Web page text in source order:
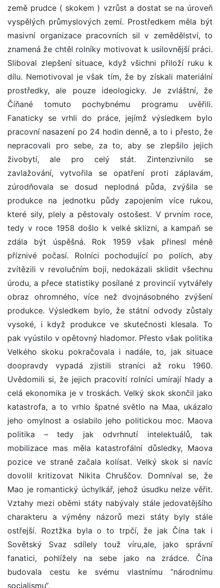
země prudce ( skokem ) vzrůst a dostat se na úroveň
vyspělých průmyslových zemí. Prostředkem měla být
masivní organizace pracovních sil v zemědělství, to
znamená že chtěl rolníky motivovat k usilovnější práci.
Sliboval zlepšení situace, když všichni přiloží ruku k
dílu. Nemotivoval je však tím, že by získali materiální
prostředky, ale pouze ideologicky. Je zvláštní, že
Číňané tomuto pochybnému programu uvěřili.
Fanaticky se vrhli do práce, jejímž výsledkem bylo
pracovní nasazení po 24 hodin denně, a to i přesto, že
nepracovali pro sebe, za to, aby se zlepšilo jejich
živobytí, ale pro celý stát. Zintenzivnilo se
zavlažování, vytvořila se opatření proti záplavám,
zúrodňovala se dosud neplodná půda, zvýšila se
produkce na jednotku půdy zapojením více rukou,
které sily, plely a pěstovaly ostošest. V prvním roce,
tedy v roce 1958 došlo k velké sklizni, a kampaň se
zdála být úspěšná. Rok 1959 však přinesl méně
příznivé počasí. Rolníci pochodující po polích, aby
zvítězili v revolučním boji, nedokázali sklidit všechnu
úrodu, a přece statistiky posílané z provincií vytvářely
obraz ohromného, více než dvojnásobného zvýšení
produkce. Výsledkem bylo, že státní odvody zůstaly
vysoké, i když produkce ve skutečnosti klesala. To
pak vyústilo v opětovný hladomor. Přesto však politika
Velkého skoku pokračovala i nadále, to, jak situace
doopravdy vypadá zjistili straníci až roku 1960.
Uvědomili si, že jejich pracovití rolníci umírají hlady a
celá ekonomika je v troskách. Velký skok skončil jako
katastrofa, a to vrhlo špatné světlo na Maa, ukázalo
jeho omylnost a oslabilo jeho politickou moc. Maova
politika – tedy jak odvrhnutí intelektuálů, tak
mobilizace mas měla katastrofální důsledky, Maova
pozice ve straně začala kolísat. Velký skok si navíc
dovolil kritizovat Nikita Chruščov. Domníval se, že
Mao je romantický úchylkář, jehož úsudku nelze věřit.
Vztahy mezi oběmi státy nabývaly stále jedovatějšího
charakteru a výměny názorů mezi státy byly stále
ostřejší. Roztžka byla o to trpčí, že jak Čína tak i
Sovětský Svaz sdílely touž víru,ale, jako správní
fanatici, pohlížely na sebe jako na zrádce. Čína
budovala cestu ke svému vlastnímu “národnímu
socialismu“.